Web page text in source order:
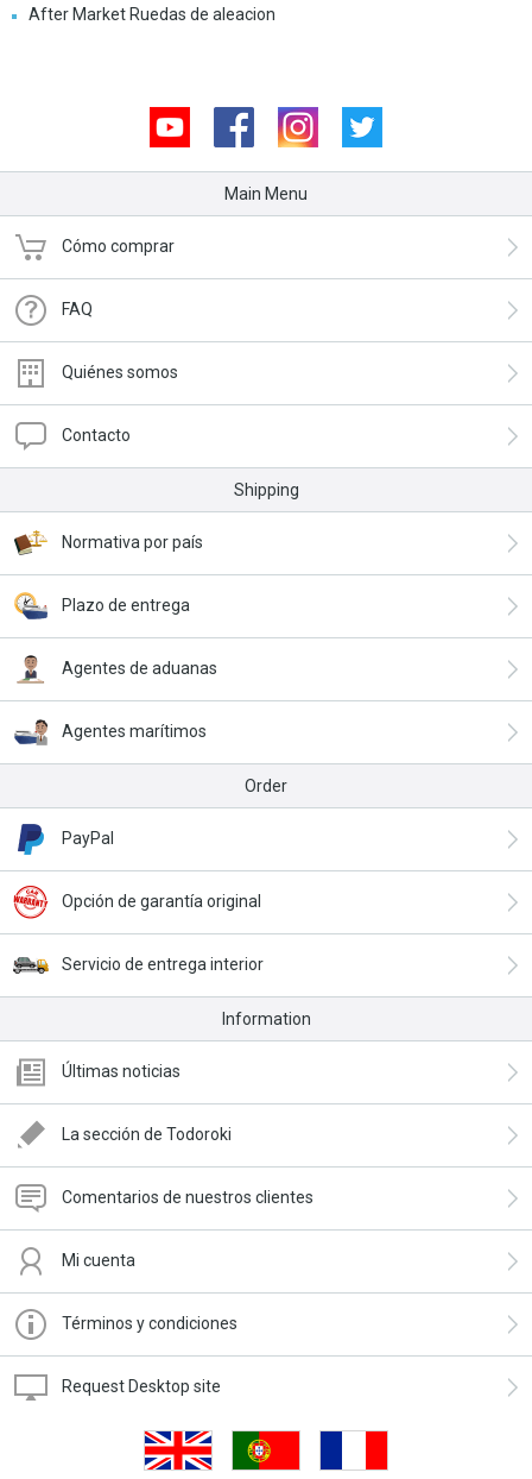
After Market Ruedas de aleacion
Youtube Facebook Instagram
Main Menu
Cómo comprar
FAQ
Quiénes somos
Contacto
Shipping
Normativa por país
Plazo de entrega
Agentes de aduanas
Agentes marítimos
Order
PayPal
Opción de garantía original
Servicio de entrega interior
Information
Últimas noticias
La sección de Todoroki
Comentarios de nuestros clientes
Mi cuenta
Términos y condiciones
Request Desktop site